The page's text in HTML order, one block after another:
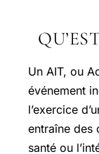
Un AIT, ou
événement
l’exercice
entraîne des
santé ou